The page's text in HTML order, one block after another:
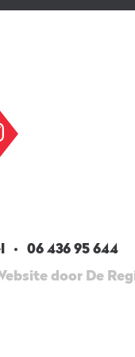
06 436 95 644
door De